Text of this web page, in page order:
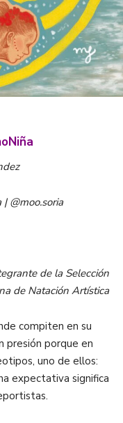
@moo.soria
de la Selección
de Natación Artística
compiten en su
presión porque en
uno de ellos:
expectativa significa